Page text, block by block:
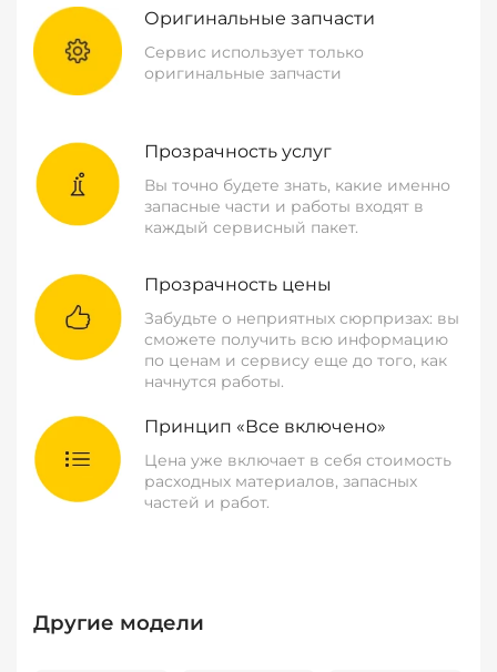
Оригинальные запчасти
Сервис использует только
оригинальные запчасти
Прозрачность услуг
Вы точно будете знать, какие именно
запасные части и работы входят в
каждый сервисный пакет.
Прозрачность цены
Забудьте о неприятных сюрпризах: вы
сможете получить всю информацию
по ценам и сервису еще до того, как
начнутся работы.
Принцип «Все включено»
Цена уже включает в себя стоимость
расходных материалов, запасных
частей и работ.
Другие модели